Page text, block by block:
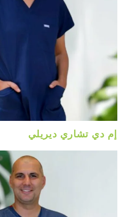
إم دي تشاري ديريلي